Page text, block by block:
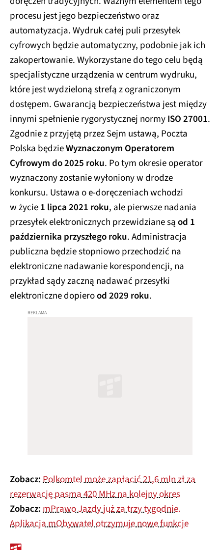
procesu jest jego bezpieczeństwo oraz
automatyzacja. Wydruk całej puli przesyłek
cyfrowych będzie automatyczny, podobnie jak ich
zakopertowanie. Wykorzystane do tego celu będą
specjalistyczne urządzenia w centrum wydruku,
które jest wydzieloną strefą z ograniczonym
dostępem. Gwarancją bezpieczeństwa jest między
innymi spełnienie rygorystycznej normyISO 27001.
Zgodnie z przyjętą przez Sejm ustawą, Poczta
Polska będzieWyznaczonym Operatorem
Cyfrowym do 2025 roku. Po tym okresie operator
wyznaczony zostanie wyłoniony w drodze
konkursu. Ustawa o e-doręczeniach wchodzi
w życie1 lipca 2021 roku, ale pierwsze nadania
przesyłek elektronicznych przewidziane sąod 1
października przyszłego roku. Administracja
publiczna będzie stopniowo przechodzić na
elektroniczne nadawanie korespondencji, na
przykład sądy zaczną nadawać przesyłki
elektroniczne dopierood 2029 roku.
Zobacz:Polkomtel może zapłacić 21,6 mln zł za
rezerwację pasma 420 MHz na kolejny okres
Zobacz:mPrawo Jazdy już za trzy tygodnie.
Aplikacja mObywatel otrzymuje nowe funkcje